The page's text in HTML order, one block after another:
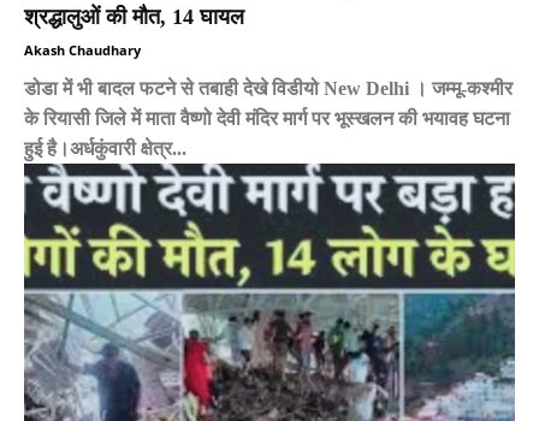
श्रद्धालुओं की मौत, 14 घायल
Akash Chaudhary
डोडा में भी बादल फटने से तबाही देखे विडीयो New Delhi । जम्मू-कश्मीर
के रियासी जिले में माता वैष्णो देवी मंदिर मार्ग पर भूस्खलन की भयावह घटना
हुई है।अर्धकुंवारी क्षेत्र...